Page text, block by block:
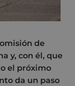
de
y, con él, que
el próximo
da un paso